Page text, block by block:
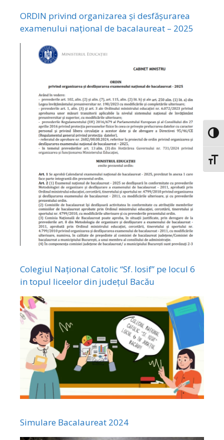
ORDIN privind organizarea și desfășurarea
examenului național de bacalaureat – 2025
Colegiul Național Catolic “Sf. Iosif” pe locul 6
in topul liceelor din județul Bacău
Simulare Bacalaureat 2024